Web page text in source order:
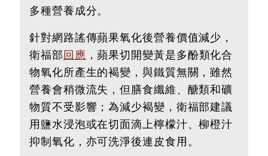
多種營養成分。
針對網路謠傳蘋果氧化後營養價值減少，
衛福部 回應 ，蘋果切開變黃是多酚類化合
物氧化所產生的褐變，與鐵質無關，雖然
營養會稍微流失，但膳食纖維、醣類和礦
物質不受影響；為減少褐變，衛福部建議
用鹽水浸泡或在切面滴上檸檬汁、柳橙汁
抑制氧化，亦可洗淨後連皮食用。